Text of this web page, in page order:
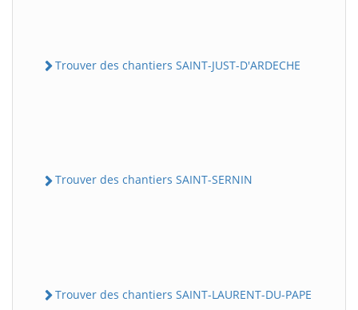
Trouver des chantiers SAINT-JUST-D'ARDECHE
Trouver des chantiers SAINT-SERNIN
Trouver des chantiers SAINT-LAURENT-DU-PAPE